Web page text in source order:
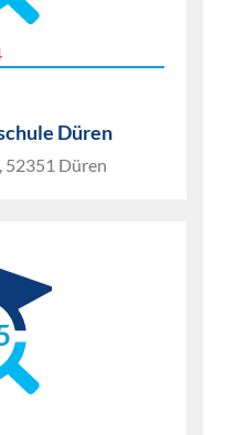
Düren
52351 Düren